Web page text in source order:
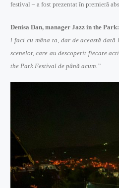
festival – a fost prezentat în premieră
Denisa Dan, manager Jazz in the Park:
l faci cu mâna ta, dar de această
scenelor, care au descoperit fiecare
the Park Festival de până acum.”